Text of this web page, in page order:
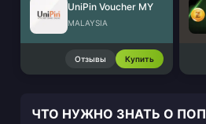
UniPin Voucher MY
MALAYSIA
Отзывы Купить
ЧТО НУЖНО ЗНАТЬ О